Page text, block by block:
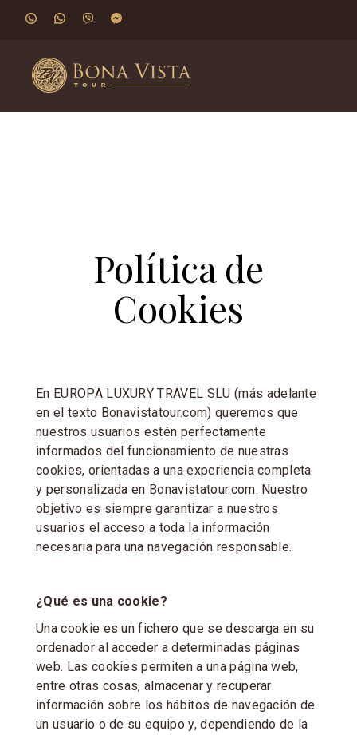
Туризм по интересам
Facebook
Instagram
Youtube
Política de
Cookies
En EUROPA LUXURY TRAVEL SLU (más adelante
en el texto Bonavistatour.com) queremos que
nuestros usuarios estén perfectamente
informados del funcionamiento de nuestras
cookies, orientadas a una experiencia completa
y personalizada en Bonavistatour.com. Nuestro
objetivo es siempre garantizar a nuestros
usuarios el acceso a toda la información
necesaria para una navegación responsable.
¿Qué es una cookie?
Una cookie es un fichero que se descarga en su
ordenador al acceder a determinadas páginas
web. Las cookies permiten a una página web,
entre otras cosas, almacenar y recuperar
información sobre los hábitos de navegación de
un usuario o de su equipo y, dependiendo de la